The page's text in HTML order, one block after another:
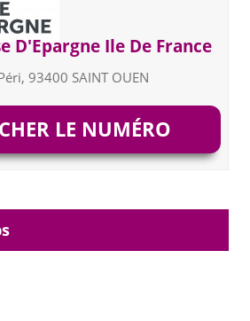
D'Epargne Ile De France
93400 SAINT OUEN
LE NUMÉRO